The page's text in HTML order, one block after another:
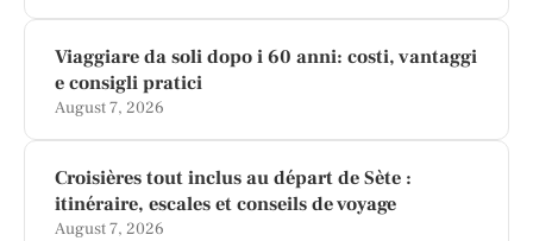
Viaggiare da soli dopo i 60 anni: costi, vantaggi
e consigli pratici
August 7, 2026
Croisières tout inclus au départ de Sète :
itinéraire, escales et conseils de voyage
August 7, 2026